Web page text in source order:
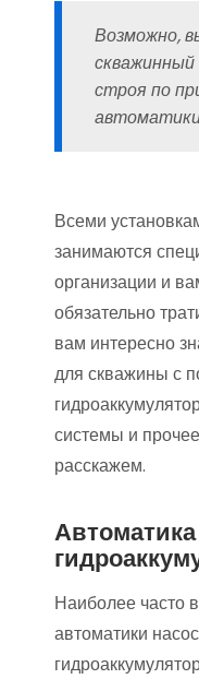
Возможно,
строя по
Всеми
занимаются
организации и
обязательно
вам интересно
для скважины с
системы и
расскажем.
Наиболее часто
автоматики